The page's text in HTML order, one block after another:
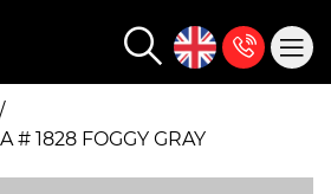
# 1828 FOGGY GRAY